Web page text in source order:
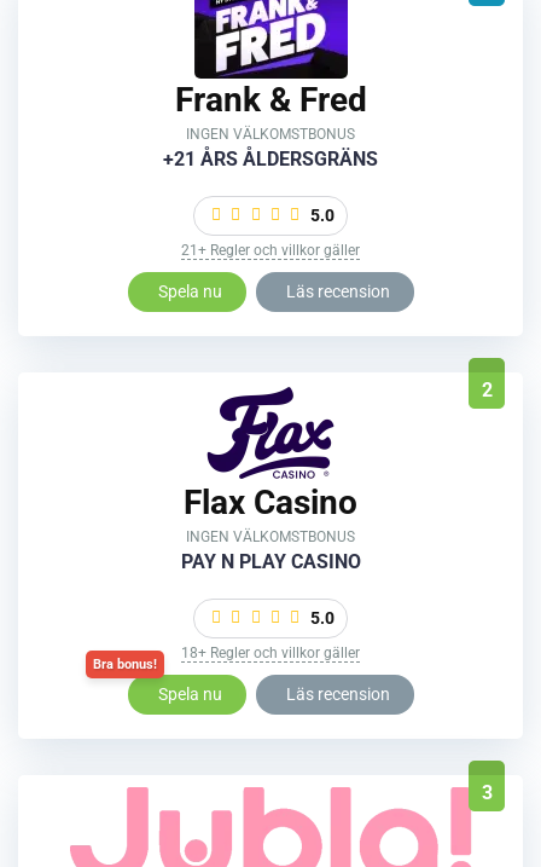
Frank & Fred
INGEN VÄLKOMSTBONUS
+21 ÅRS ÅLDERSGRÄNS
5.0
21+ Regler och villkor gäller
Spela nu Läs recension
2
Flax Casino
INGEN VÄLKOMSTBONUS
PAY N PLAY CASINO
5.0
18+ Regler och villkor gäller
Spela nu Läs recension
3